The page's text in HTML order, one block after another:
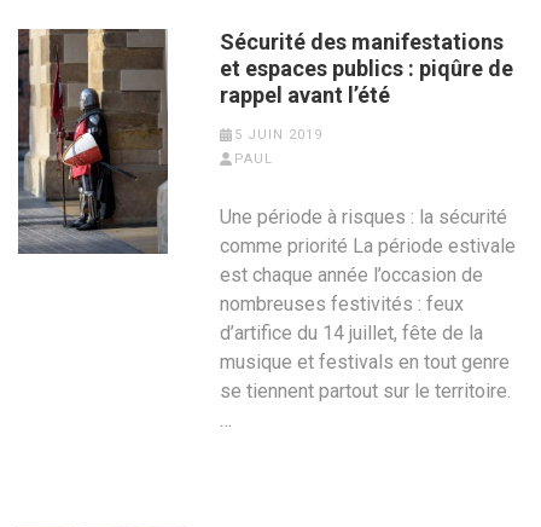
Sécurité des manifestations
et espaces publics : piqûre de
rappel avant l’été
5 JUIN 2019
PAUL
Une période à risques : la sécurité
comme priorité La période estivale
est chaque année l’occasion de
nombreuses festivités : feux
d’artifice du 14 juillet, fête de la
musique et festivals en tout genre
se tiennent partout sur le territoire.
…